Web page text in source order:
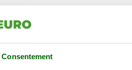
Consentement